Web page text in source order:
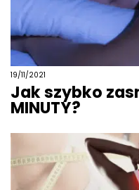
19/11/2021
Jak szybko
MINUTY?